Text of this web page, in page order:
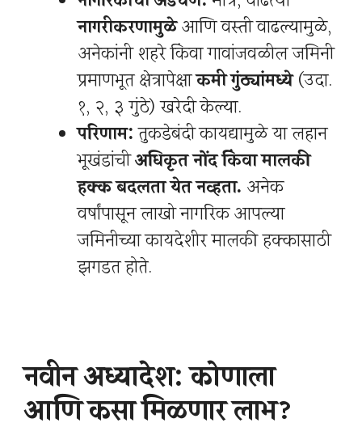
नागरीकरणामुळेआणि वस्ती वाढल्यामुळे,
अनेकांनी शहरे किंवा गावांजवळील जमिनी
प्रमाणभूत क्षेत्रापेक्षाकमी गुंठ्यांमध्ये(उदा.
१, २, ३ गुंठे) खरेदी केल्या.
परिणाम:तुकडेबंदी कायद्यामुळे या लहान
भूखंडांचीअधिकृत नोंद किंवा मालकी
हक्क बदलता येत नव्हता. अनेक
वर्षांपासून लाखो नागरिक आपल्या
जमिनीच्या कायदेशीर मालकी हक्कासाठी
झगडत होते.
नवीन अध्यादेश: कोणाला
आणि कसा मिळणार लाभ?